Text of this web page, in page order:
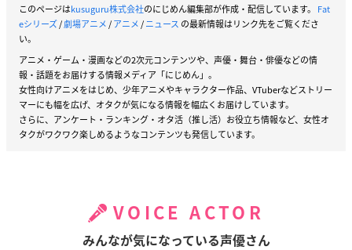
アーラシュ：鶴岡聡
呪腕のハサン：稲田徹
静謐のハサン：千本木彩花
ロマニ・アーキマン：鈴村健一
※敬称略
このページはkusuguru株式会社のにじめん編集部が作成・配信しています。 Fat
eシリーズ/劇場アニメ/アニメ/ニュース の最新情報はリンク先をご覧くださ
い。
アニメ・ゲーム・漫画などの2次元コンテンツや、声優・舞台・俳優などの情
報・話題をお届けする情報メディア「にじめん」。
女性向けアニメをはじめ、少年アニメやキャラクター作品、VTuberなどストリー
マーにも幅を広げ、オタクが気になる情報を幅広くお届けしています。
さらに、アンケート・ランキング・オタ活（推し活）お役立ち情報など、女性オ
タクがワクワク楽しめるようなコンテンツも発信しています。
VOICE ACTOR
みんなが気になっている声優さん